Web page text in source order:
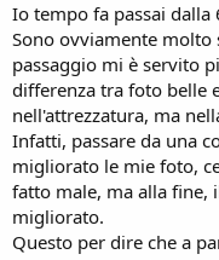
Io tempo fa passai dalla
Sono ovviamente
passaggio mi è servito
differenza tra foto belle
nell'attrezzatura, ma
Infatti, passare da una
migliorato le mie foto,
fatto male, ma alla fine,
migliorato.
Questo per dire che a